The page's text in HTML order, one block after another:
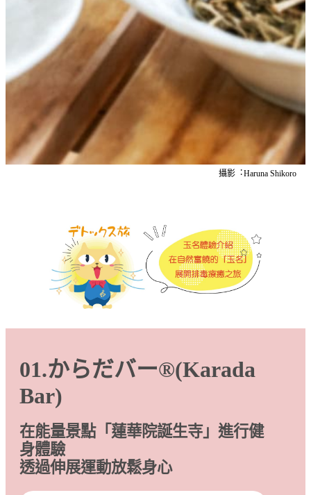
攝影︓Haruna Shikoro
01.からだバー®(Karada
Bar)
在能量景點「蓮華院誕生寺」進行健
身體驗
透過伸展運動放鬆身心